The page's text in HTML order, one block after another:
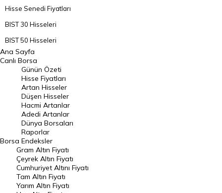
Hisse Senedi Fiyatları
BIST 30 Hisseleri
BIST 50 Hisseleri
BIST 100 Hisseleri
En Çok Artan Hisseler
En Çok Düşen Hisseler
Hacmi Artanlar
Geçmiş Kapanışlar
Dünya Borsaları
Raporlar
Endeksler
DÖVİZ
Ana Sayfa
Canlı Borsa
Borsa
Günün Özeti
Hisse Fiyatları
Artan Hisseler
Düşen Hisseler
Hacmi Artanlar
Adedi Artanlar
Dünya Borsaları
Raporlar
Endeksler
Gram Altın Fiyatı
Çeyrek Altın Fiyatı
Cumhuriyet Altını Fiyatı
Tam Altın Fiyatı
Yarım Altın Fiyatı